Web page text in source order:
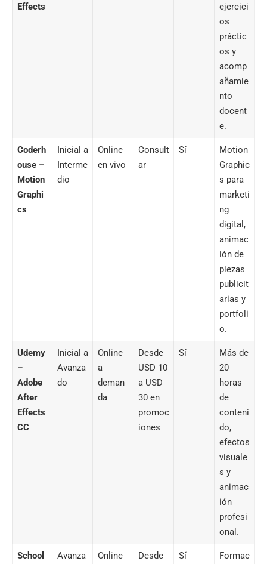
Effects
ejercici
os
práctic
os y
acomp
añamie
nto
docent
e.
Coderh
ouse –
Motion
Graphi
cs
Inicial a
Interme
dio
Online
en vivo
Consult
ar
Sí
Motion
Graphic
s para
marketi
ng
digital,
animac
ión de
piezas
publicit
arias y
portfoli
o.
Udemy
–
Adobe
After
Effects
CC
Inicial a
Avanza
do
Online
a
deman
da
Desde
USD 10
a USD
30 en
promoc
iones
Sí
Más de
20
horas
de
conteni
do,
efectos
visuale
s y
animac
ión
profesi
onal.
School
Avanza
Online
Desde
Sí
Formac